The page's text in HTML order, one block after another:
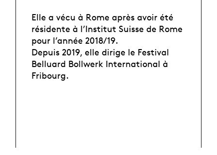
Elle a vécu à Rome après avoir été
résidente à l’Institut Suisse de Rome
pour l’année 2018/19.
Depuis 2019, elle dirige le Festival
Belluard Bollwerk International à
Fribourg.